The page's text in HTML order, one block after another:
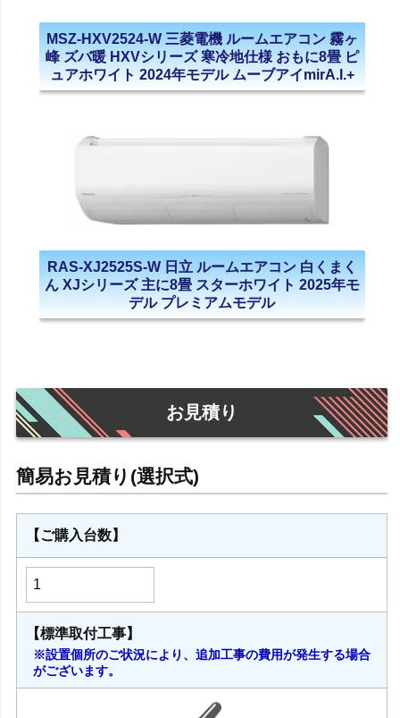
MSZ-HXV2524-W 三菱電機 ルームエアコン 霧ヶ
峰 ズバ暖 HXVシリーズ 寒冷地仕様 おもに8畳 ピ
ュアホワイト 2024年モデル ムーブアイmirA.I.+
RAS-XJ2525S-W 日立 ルームエアコン 白くまく
ん XJシリーズ 主に8畳 スターホワイト 2025年モ
デル プレミアムモデル
お見積り
【ご購入台数】
【標準取付工事】
※設置個所のご状況により、追加工事の費用が発生する場合
がございます。